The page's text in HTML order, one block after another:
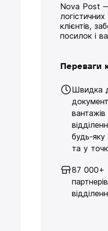
Nova Post —
клієнтів,
посилок і
Переваги
Швидка
будь-
та у
87 000+